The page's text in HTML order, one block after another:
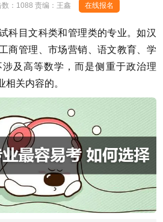
： 1088 责编：王鑫 在线报名
科目文科类和管理类的专业。如汉
商管理、市场营销、语文教育、学
及高等数学，而是侧重于政治理
关内容的。